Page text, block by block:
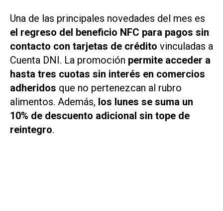
Una de las principales novedades del mes es
el regreso del beneficio NFC para pagos sin
contacto con tarjetas de crédito vinculadas a
Cuenta DNI. La promoción permite acceder a
hasta tres cuotas sin interés en comercios
adheridos que no pertenezcan al rubro
alimentos. Además, los lunes se suma un
10% de descuento adicional sin tope de
reintegro.